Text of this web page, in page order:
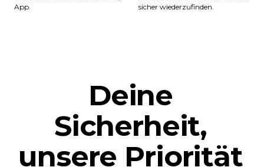
App.
sicher wiederzufinden.
Deine
Sicherheit,
unsere Priorität